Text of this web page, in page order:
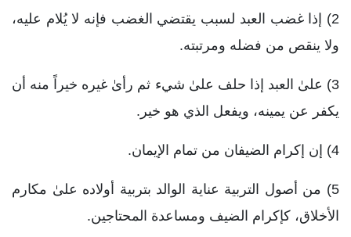
2) إذا غضب العبد لسبب يقتضي الغضب فإنه لا يُلام عليه،
ولا ينقص من فضله ومرتبته.
3) علىٰ العبد إذا حلف علىٰ شيء ثم رأىٰ غيره خيراً منه أن
يكفر عن يمينه، ويفعل الذي هو خير.
4) إن إكرام الضيفان من تمام الإيمان.
5) من أصول التربية عناية الوالد بتربية أولاده علىٰ مكارم
الأخلاق، كإكرام الضيف ومساعدة المحتاجين.